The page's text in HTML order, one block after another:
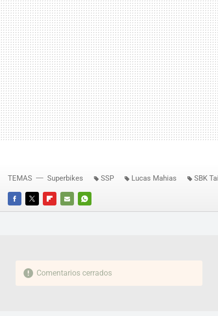
FACEBOOKTWITTERFLIPBOARD
E-
WHATSAPP
TEMAS Superbikes SSP Lucas Mahias SBK
Comentarios cerrados